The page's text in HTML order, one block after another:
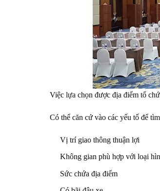
Việc lựa chọn được địa điểm tổ
Có thể căn cứ vào các yếu tố để
Vị trí giao thông thuận lợi
Không gian phù hợp với loại
Sức chứa địa điểm